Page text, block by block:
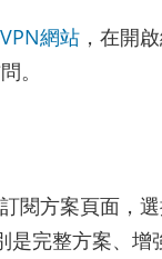
網站 ，在開
。
閱方案頁面，
是完整方案、